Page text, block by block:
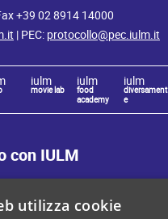
+39 02 8914 14000
| PEC: protocollo@pec.iulm.it
iulm
movie lab
iulm
food
academy
iulm
diversament
e
con IULM
utilizza cookie